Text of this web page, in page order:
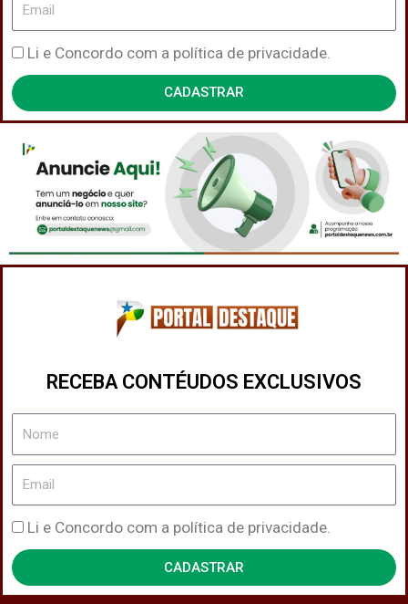
Política
de
Privacidade
Li e Concordo com a política de privacidade.
CADASTRAR
RECEBA CONTÉUDOS EXCLUSIVOS
Nome
Email
Política
de
Privacidade
Li e Concordo com a política de privacidade.
CADASTRAR